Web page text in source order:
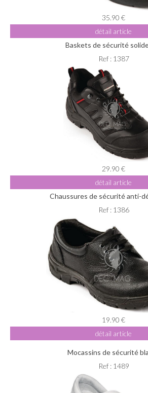
35.90 €
détail article
Baskets de sécurité
Ref : 1387
29.90 €
détail article
Chaussures de sécurité anti-
Ref : 1386
19.90 €
détail article
Mocassins de sécurité
Ref : 1489